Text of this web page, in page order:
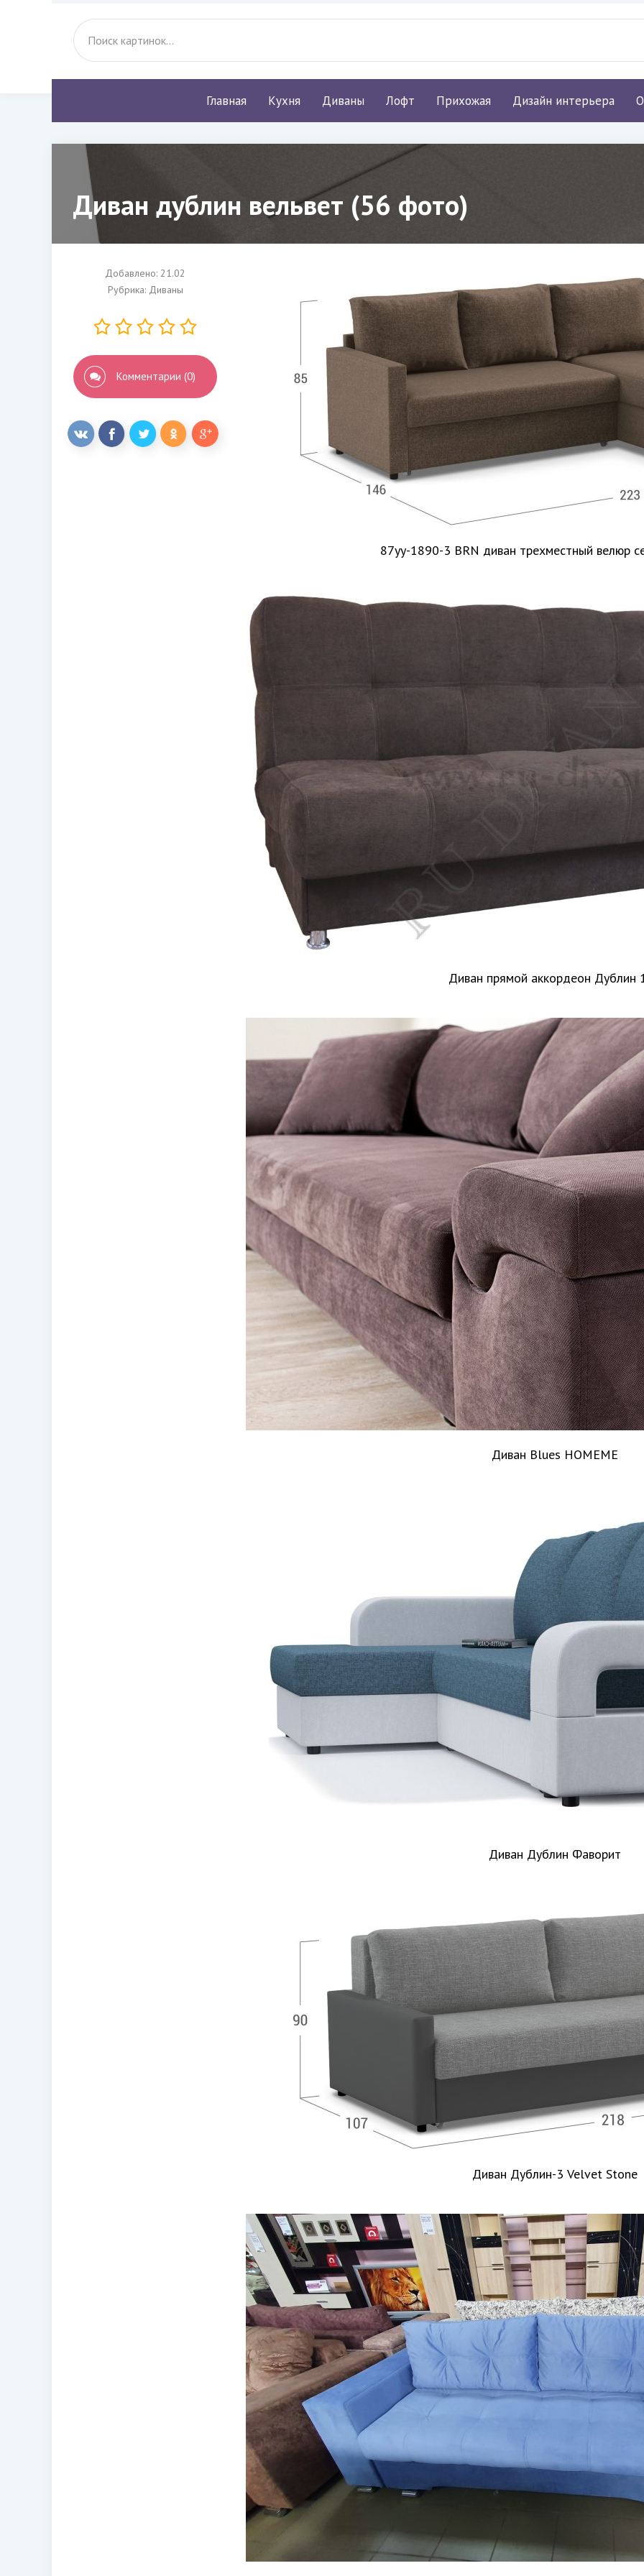
Главная Кухня Диваны Лофт Прихожая Дизайн интерьера
Диван дублин вельвет (56 фото)
Добавлено: 21.02
Рубрика: Диваны
Комментарии (0)
87yy-1890-3 BRN диван трехместный велюр
Диван прямой аккордеон Дублин
Диван Blues HOMEME
Диван Дублин Фаворит
Диван Дублин-3 Velvet Stone